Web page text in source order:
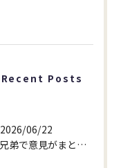
Recent Posts
2026/06/22
「兄弟で意見がまとまらなくて…」相続した家についてのご相談